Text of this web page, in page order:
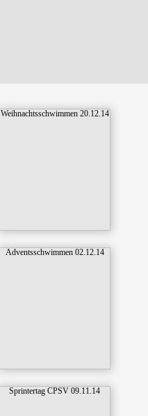
Weihnachtsschwimmen 20.12.14
Adventsschwimmen 02.12.14
Sprintertag CPSV 09.11.14